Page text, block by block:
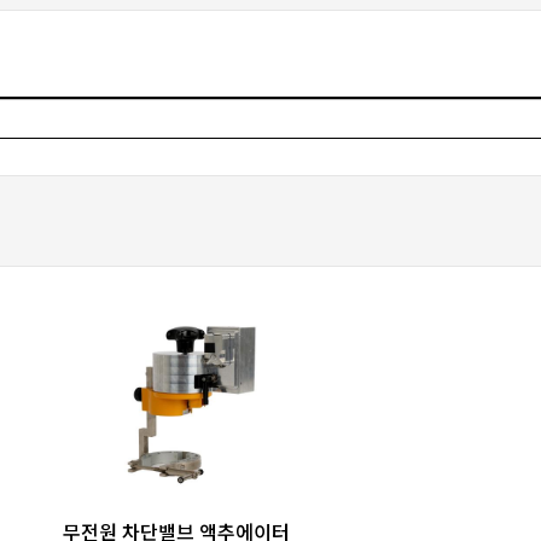
favorite_bordershare
무전원 차단밸브 액추에이터